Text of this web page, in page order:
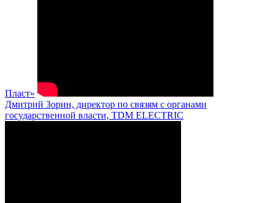
Пласт»
Дмитрий Зорин, директор по связям с органами
государственной власти, TDM ELECTRIC